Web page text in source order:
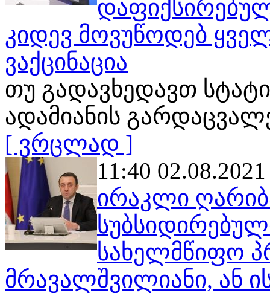
კიდევ მოვუწოდებ
ვაქცინაცია
თუ გადავხედავთ
ადამიანის
[ ვრცლად ]
11:40 02.08.2021
ირაკლი
სახელმწიფო
მრავალშვილიანი, ან